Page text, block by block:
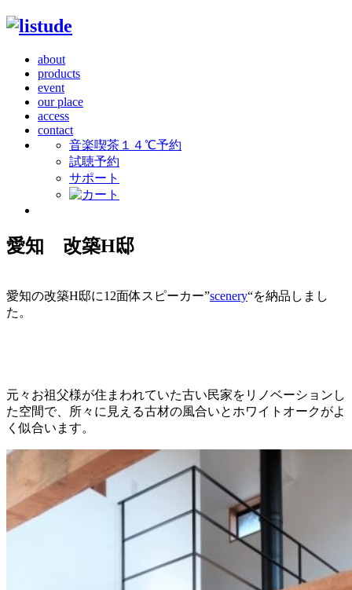
about
products
event
our place
access
contact
音楽喫茶１４℃予約
試聴予約
サポート
愛知 改築H邸
愛知の改築H邸に12面体スピーカー”scenery“を納品しまし
た。
元々お祖父様が住まわれていた古い民家をリノベーションし
た空間で、所々に見える古材の風合いとホワイトオークがよ
く似合います。